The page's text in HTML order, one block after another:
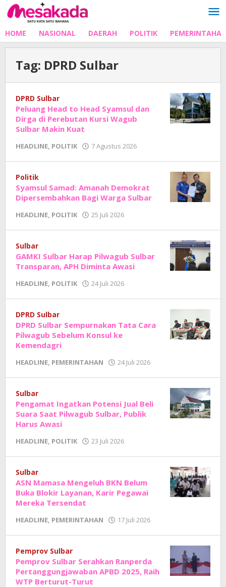
Lewati
ke
HOME NASIONAL DAERAH POLITIK
Tag: DPRD Sulbar
DPRD Sulbar
Peluang Head to Head Syamsul dan
Dirga di Perebutan Kursi Wagub
Sulbar Makin Kuat
HEADLINE, POLITIK 7 Agustus 2026
Junaedi
Politik
Syamsul Samad: Amanah Demokrat
Dipersembahkan Bagi Warga Sulbar
HEADLINE, POLITIK 25 Juli 2026
Junaedi
Sulbar
GAMKI Sulbar Harap Pilwagub Sulbar
Transparan, APH Diminta Awasi
HEADLINE, POLITIK 24 Juli 2026
Junaedi
DPRD Sulbar
DPRD Sulbar Sempurnakan Tata Cara
Pilwagub Sebelum Konsul ke
Kemendagri
HEADLINE, PEMERINTAHAN 24 Juli 2026
Junaedi
Sholat
Sulbar
Pengamat Ingatkan Potensi Jual Beli
Suara Saat Pilwagub Sulbar, Publik
Harus Awasi
HEADLINE, POLITIK 23 Juli 2026
Junaedi
Sulbar
ASN Mamasa Mengeluh BKN Belum
Buka Blokir Layanan, Karir Pegawai
Mereka Tersendat
HEADLINE, PEMERINTAHAN 17 Juli 2026
Junaedi
Sholat
Pemprov Sulbar
Pemprov Sulbar Serahkan Ranperda
Pertanggungjawaban APBD 2025, Raih
WTP Berturut-Turut